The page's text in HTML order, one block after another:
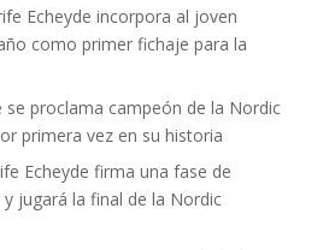
Echeyde incorpora al joven
como primer fichaje para la
se proclama campeón de la Nordic
primera vez en su historia
Echeyde firma una fase de
jugará la final de la Nordic